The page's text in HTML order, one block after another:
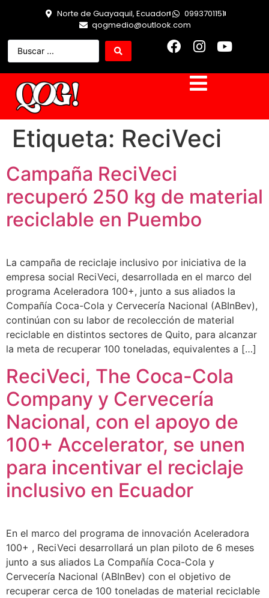
Norte de Guayaquil, Ecuador
0993701151
qogmedio@outlook.com
Etiqueta: ReciVeci
Campaña ReciVeci
recuperó 250 kg de material
reciclable en Puembo
La campaña de reciclaje inclusivo por iniciativa de la
empresa social ReciVeci, desarrollada en el marco del
programa Aceleradora 100+, junto a sus aliados la
Compañía Coca-Cola y Cervecería Nacional (ABInBev),
continúan con su labor de recolección de material
reciclable en distintos sectores de Quito, para alcanzar
la meta de recuperar 100 toneladas, equivalentes a […]
ReciVeci, The Coca-Cola
Company y Cervecería
Nacional, con el apoyo de
100+ Accelerator, se unen
para incentivar el reciclaje
inclusivo en Ecuador
En el marco del programa de innovación Aceleradora
100+ , ReciVeci desarrollará un plan piloto de 6 meses
junto a sus aliados La Compañía Coca-Cola y
Cervecería Nacional (ABInBev) con el objetivo de
recuperar cerca de 100 toneladas de material reciclable